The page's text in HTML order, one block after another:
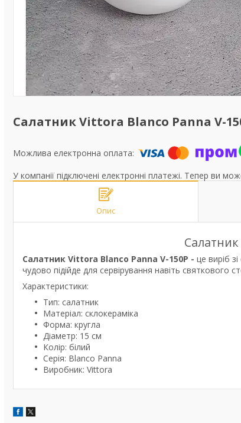
Салатник Vittora Blanco Panna V-
У компанії підключені електронні платежі. Тепер ви
Опис
Салатник Vittora Blanco Panna V-150P - це виріб
чудово підійде для сервірування навіть святкового
Характеристики:
Тип: салатник
Матеріал: склокераміка
Форма: кругла
Діаметр: 15 см
Колір: білий
Серія: Blanco Panna
Виробник: Vittora